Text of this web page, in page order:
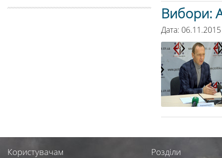
Вибори:
Дата:
Користувачам Розділи